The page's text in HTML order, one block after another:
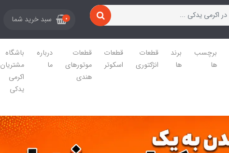
0 سبد خرید شما
برچسب
ها
برند
ها
قطعات
انژکتوری
قطعات
اسکوتر
قطعات
موتورهای
هندی
درباره
ما
باشگاه
مشتریان
اکرمی
یدکی